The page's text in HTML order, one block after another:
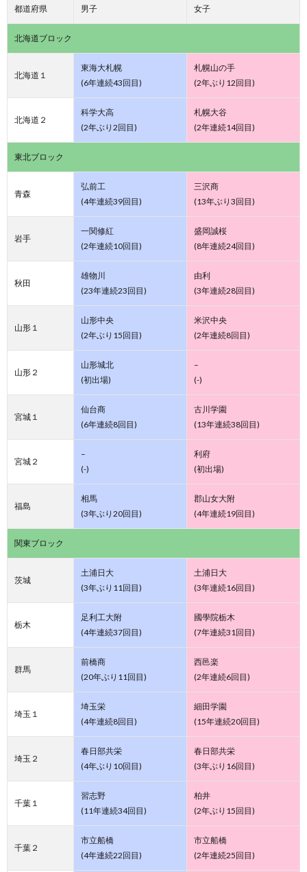
都道府県 男子 女子
北海道ブロック
北海道１
東海大札幌
(6年連続43回目)
札幌山の手
(2年ぶり12回目)
北海道２
科学大高
(2年ぶり2回目)
札幌大谷
(2年連続14回目)
東北ブロック
青森
弘前工
(4年連続39回目)
三沢商
(13年ぶり3回目)
岩手
一関修紅
(2年連続10回目)
盛岡誠桜
(8年連続24回目)
秋田
雄物川
(23年連続23回目)
由利
(3年連続28回目)
山形１
山形中央
(2年ぶり15回目)
米沢中央
(2年連続8回目)
山形２
山形城北
(初出場)
–
(-)
宮城１
仙台商
(6年連続8回目)
古川学園
(13年連続38回目)
宮城２
–
(-)
利府
(初出場)
福島
相馬
(3年ぶり20回目)
郡山女大附
(4年連続19回目)
関東ブロック
茨城
土浦日大
(3年ぶり11回目)
土浦日大
(3年連続16回目)
栃木
足利工大附
(4年連続37回目)
國學院栃木
(7年連続31回目)
群馬
前橋商
(20年ぶり11回目)
西邑楽
(2年連続6回目)
埼玉１
埼玉栄
(4年連続8回目)
細田学園
(15年連続20回目)
埼玉２
春日部共栄
(4年ぶり10回目)
春日部共栄
(3年ぶり16回目)
千葉１
習志野
(11年連続34回目)
柏井
(2年ぶり15回目)
千葉２
市立船橋
(4年連続22回目)
市立船橋
(2年連続25回目)